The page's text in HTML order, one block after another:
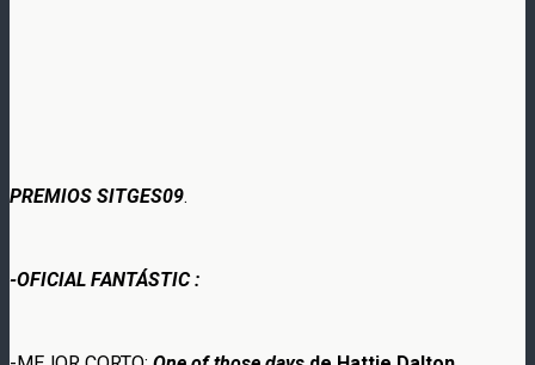
PREMIOS SITGES09.
-OFICIAL FANTÁSTIC :